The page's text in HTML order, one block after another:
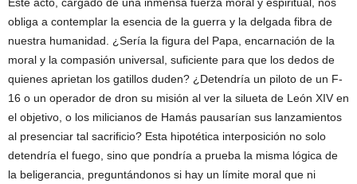
obliga a contemplar la esencia de la guerra y la delgada fibra de
nuestra humanidad. ¿Sería la figura del Papa, encarnación de la
moral y la compasión universal, suficiente para que los dedos de
quienes aprietan los gatillos duden? ¿Detendría un piloto de un F-
16 o un operador de dron su misión al ver la silueta de León XIV en
el objetivo, o los milicianos de Hamás pausarían sus lanzamientos
al presenciar tal sacrificio? Esta hipotética interposición no solo
detendría el fuego, sino que pondría a prueba la misma lógica de
la beligerancia, preguntándonos si hay un límite moral que ni